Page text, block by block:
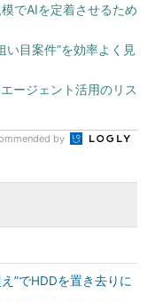
でAIを定着させるため
目案件”を効率よく見
ージェント活用のリス
by
”でHDDを置き去りに